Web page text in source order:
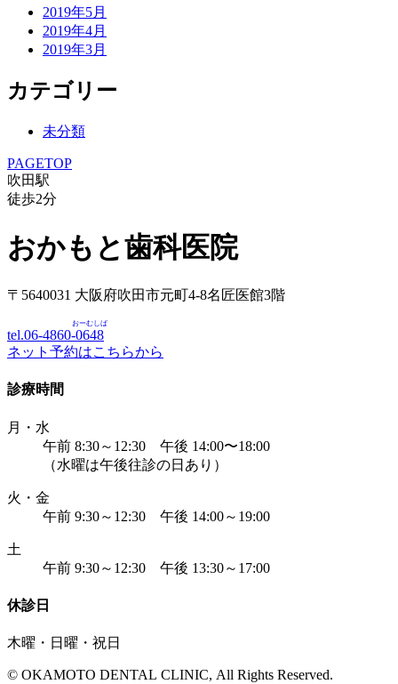
2019年5月
2019年4月
2019年3月
カテゴリー
未分類
PAGETOP
吹田駅
徒歩2分
おかもと歯科医院
〒5640031 大阪府吹田市元町4-8名匠医館3階
tel.06-4860-0648
おーむしば
ネット予約はこちらから
診療時間
月・水
午前 8:30～12:30 午後 14:00〜18:00
（水曜は午後往診の日あり）
火・金
午前 9:30～12:30 午後 14:00～19:00
土
午前 9:30～12:30 午後 13:30～17:00
休診日
木曜・日曜・祝日
© OKAMOTO DENTAL CLINIC, All Rights Reserved.